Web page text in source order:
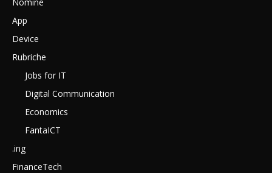
App
Device
Rubriche
Jobs for IT
Digital Communication
Economics
FantaICT
.ing
FinanceTech